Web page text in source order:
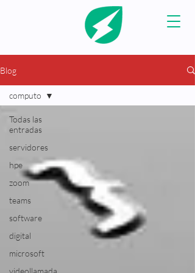
Blog
Todas las
entradas
servidores
hpe
zoom
teams
software
digital
microsoft
videollamada
computo